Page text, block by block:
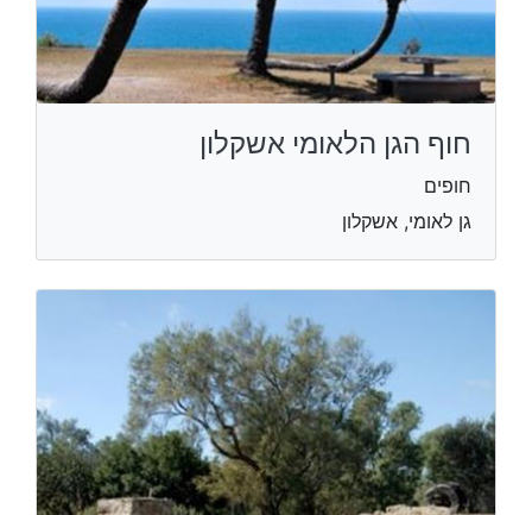
חוף הגן הלאומי אשקלון
חופים
גן לאומי, אשקלון